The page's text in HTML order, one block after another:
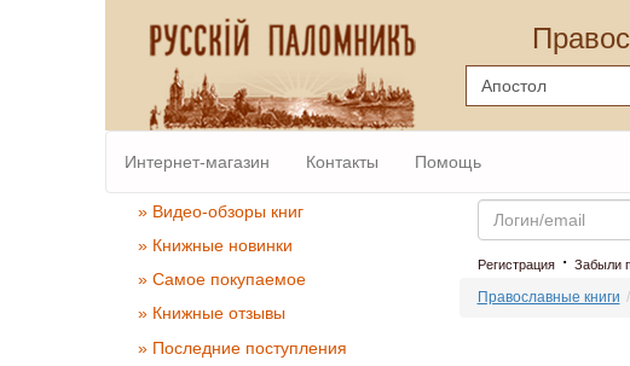
Интернет-магазин Контакты Помощь
» Видео-обзоры книг
» Книжные новинки
» Самое покупаемое
» Книжные отзывы
» Последние поступления
Email
Регистрация· Забыли
Православные книги